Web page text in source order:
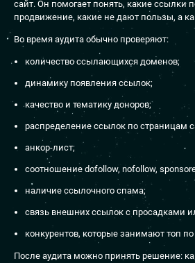
сайт. Он помогает понять, какие ссылки
продвижение, какие не дают пользы, а
Во время аудита обычно проверяют:
количество ссылающихся доменов;
динамику появления ссылок;
качество и тематику доноров;
распределение ссылок по страницам
анкор-лист;
соотношение dofollow, nofollow,
наличие ссылочного спама;
связь внешних ссылок с просадками
конкурентов, которые занимают топ
После аудита можно принять решение: